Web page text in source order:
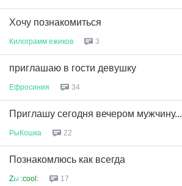
Хочу познакомиться
Килограмм ежиков 3
приглашаю в гости девушку
Ефросиния 34
Приглашу сегодня вечером мужчину...
РыКошка 22
Познакомлюсь как всегда
Zы :cool: 17